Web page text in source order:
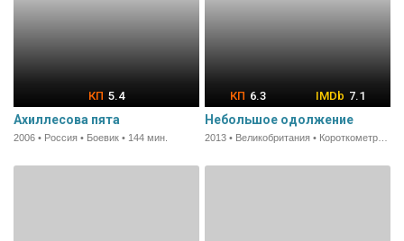
5.4
Ахиллесова пята
2006 • Россия • Боевик • 144 мин.
6.3 7.1
Небольшое одолжение